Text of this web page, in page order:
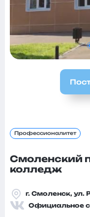
Профессионалитет
Смоленский
колледж
г. Смоленск, ул.
Официальное